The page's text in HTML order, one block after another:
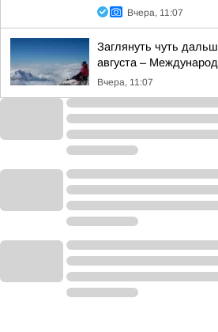
Вчера, 11:07
Заглянуть чуть
августа –
Вчера, 11:07